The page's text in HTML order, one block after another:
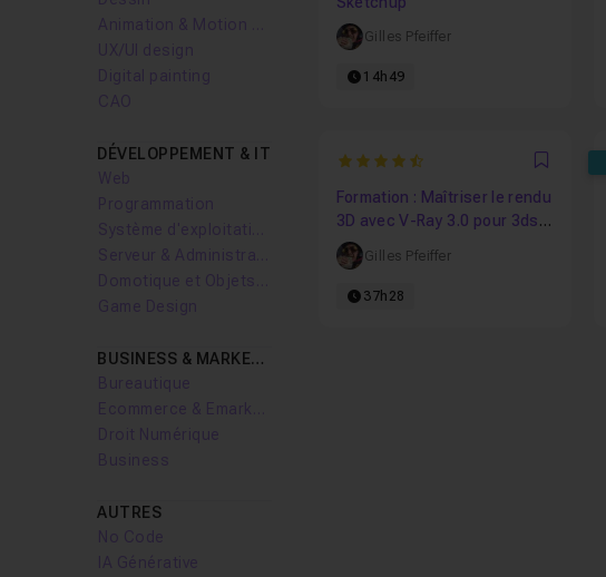
UX/UI design
Digital painting
CAO
DÉVELOPPEMENT & IT
Web
Programmation
Game Design
BUSINESS & MARKETING
Bureautique
Droit Numérique
Business
AUTRES
No Code
IA Générative
Gilles Pfeiffer
14h49
4.8846153846154 Favori
Formation : Maîtriser le rendu
3D avec V-Ray 3.0 pour 3ds
Max
Gilles Pfeiffer
37h28